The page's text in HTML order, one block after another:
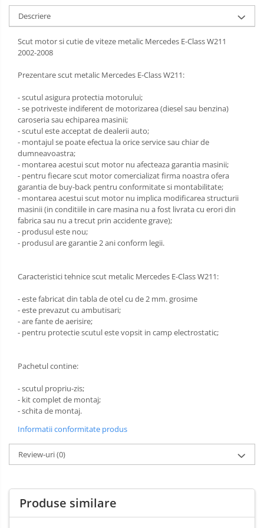
Carlige Isuzu
Carlige Jaecoo
Carlige Jaecoo 5
Carlige Jaecoo E5
Carlige Jeep
Carlige Kia
Carlige Kia EV4
Carlige Kia EV5
Carlige Kia PV5
Carlige Lada
Carlige Lancia
Carlige Lexus
Carlige MAN
Carlige Mazda
Carlige MG
Carlige Mini
Carlige Mitsubishi
Carlige Nissan
Carlige Omoda
Carlige Peugeot
Covorase auto Suzuki
Covorase auto Toyota
Covorase auto Volvo
Scut motor Lancia
Scut motor Leapmotor
Scut motor Lexus
Scut motor MAN
Scut motor Maxus
Scut motor Mazda
Scut motor Mercedes
Scut motor MG
Scut motor Mini
Scut motor Mitsubishi
Scut motor Opel
Scut motor Peugeot
Scut motor Porsche
Scut motor Renault
Scut motor SAAB
Scut motor Seat
Scut motor Skoda
Scut motor Smart
Scut motor SsangYong
Scut motor Suzuki
Scut motor Tesla
Descriere
Scut motor si cutie de viteze metalic Mercedes E-Class W211
2002-2008
Prezentare scut metalic Mercedes E-Class W211:
- scutul asigura protectia motorului;
- se potriveste indiferent de motorizarea (diesel sau benzina)
caroseria sau echiparea masinii;
- scutul este acceptat de dealerii auto;
- montajul se poate efectua la orice service sau chiar de
dumneavoastra;
- montarea acestui scut motor nu afecteaza garantia masinii;
- pentru fiecare scut motor comercializat firma noastra ofera
garantia de buy-back pentru conformitate si montabilitate;
- montarea acestui scut motor nu implica modificarea structurii
masinii (in conditiile in care masina nu a fost livrata cu erori din
fabrica sau nu a trecut prin accidente grave);
- produsul este nou;
- produsul are garantie 2 ani conform legii.
Caracteristici tehnice scut metalic Mercedes E-Class W211:
- este fabricat din tabla de otel cu de 2 mm. grosime
- este prevazut cu ambutisari;
- are fante de aerisire;
- pentru protectie scutul este vopsit in camp electrostatic;
Pachetul contine:
- scutul propriu-zis;
- kit complet de montaj;
- schita de montaj.
Informatii conformitate produs
Review-uri(0)
Produse similare